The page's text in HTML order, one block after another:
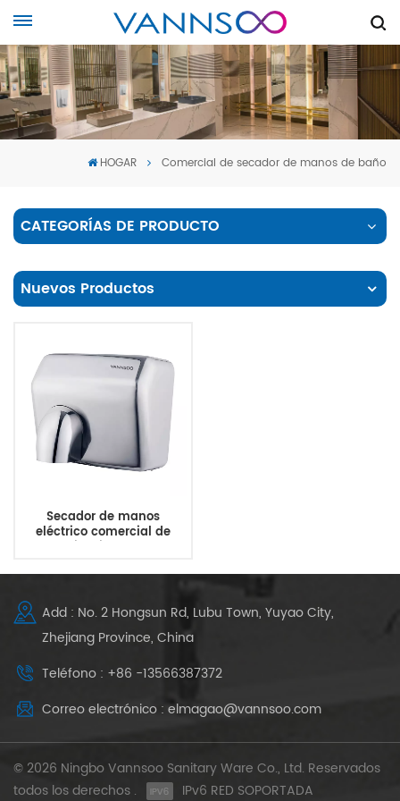
HOGAR Comercial de secador de manos de baño
CATEGORÍAS DE PRODUCTO
Nuevos Productos
Secador de manos
eléctrico comercial de
acero inoxidable para
baño
Add : No. 2 Hongsun Rd, Lubu Town, Yuyao City,
Zhejiang Province, China
Teléfono : +86 -13566387372
Correo electrónico : elmagao@vannsoo.com
© 2026 Ningbo Vannsoo Sanitary Ware Co., Ltd. Reservados
todos los derechos .
IPv6 RED SOPORTADA